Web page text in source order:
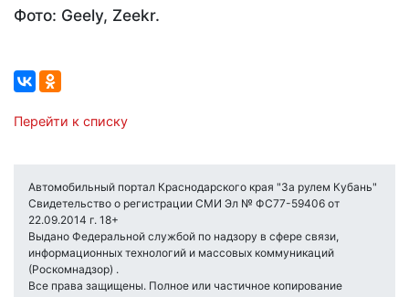
Фото: Geely, Zeekr.
Перейти к списку
Автомобильный портал Краснодарского края "За рулем Кубань"
Свидетельство о регистрации СМИ Эл № ФС77-59406 от
22.09.2014 г. 18+
Выдано Федеральной службой по надзору в сфере связи,
информационных технологий и массовых коммуникаций
(Роскомнадзор) .
Все права защищены. Полное или частичное копирование